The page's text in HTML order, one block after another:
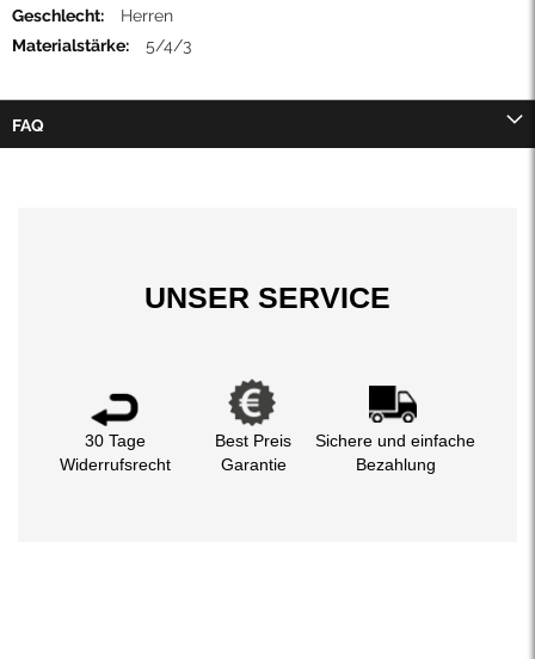
Herren
5/4/3
FAQ
UNSER SERVICE
30 Tage
Widerrufsrecht
Best Preis
Garantie
Sichere und einfache
Bezahlung